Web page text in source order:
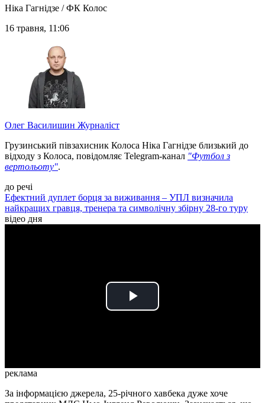
Ніка Гагнідзе / ФК Колос
16 травня, 11:06
Олег Василишин Журналіст
Грузинський півзахисник Колоса Ніка Гагнідзе близький до
відходу з Колоса, повідомляє Telegram-канал "Футбол з
вертольоту".
до речі
Ефектний дуплет борця за виживання – УПЛ визначила
найкращих гравця, тренера та символічну збірну 28-го туру
відео дня
Play
реклама
За інформацією джерела, 25-річного хавбека дуже хоче